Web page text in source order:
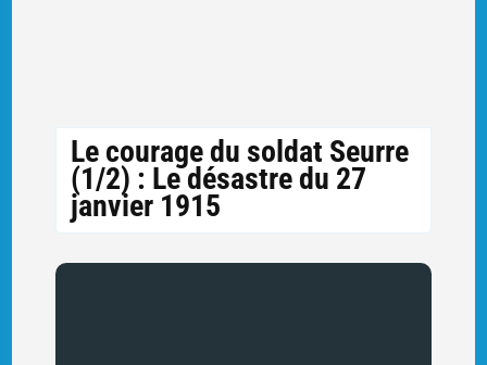
Le courage du soldat Seurre
(1/2) : Le désastre du 27
janvier 1915